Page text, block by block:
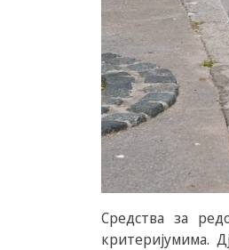
Средства за
критеријумима.